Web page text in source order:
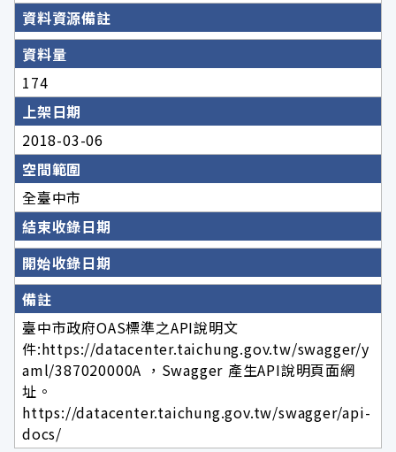
資料資源備註
資料量
174
上架日期
2018-03-06
空間範圍
全臺中市
結束收錄日期
開始收錄日期
備註
臺中市政府OAS標準之API說明文
件:https://datacenter.taichung.gov.tw/swagger/y
aml/387020000A ，Swagger 產生API說明頁面網
址。
https://datacenter.taichung.gov.tw/swagger/api-
docs/